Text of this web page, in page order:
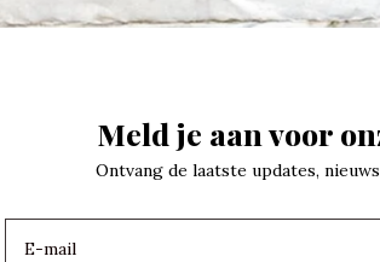
Meld je aan voor
Ontvang de laatste updates,